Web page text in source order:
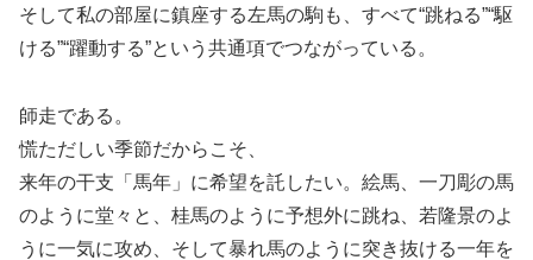
そして私の部屋に鎮座する左馬の駒も、すべて“跳ねる”“駆
ける”“躍動する”という共通項でつながっている。
師走である。
慌ただしい季節だからこそ、
来年の干支「馬年」に希望を託したい。絵馬、一刀彫の馬
のように堂々と、桂馬のように予想外に跳ね、若隆景のよ
うに一気に攻め、そして暴れ馬のように突き抜ける一年を